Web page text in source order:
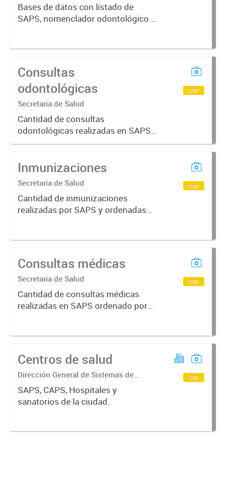
Bases de datos con listado de
SAPS, nomenclador odontológico y
Consultas
odontológicas
Secretaria de Salud
Cantidad de consultas
odontológicas realizadas en SAPS y
ordenadas por periodo, rango
csv
Inmunizaciones
Secretaria de Salud
Cantidad de inmunizaciones
realizadas por SAPS y ordenadas
csv
Consultas médicas
Secretaria de Salud
Cantidad de consultas médicas
realizadas en SAPS ordenado por
csv
Centros de salud
Dirección General de Sistemas de
Información Geográfica
SAPS, CAPS, Hospitales y
sanatorios de la ciudad.
csv